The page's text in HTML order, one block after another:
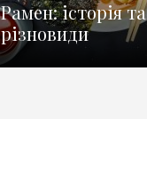
Рамен: історія та
різновиди